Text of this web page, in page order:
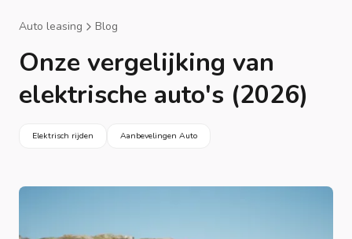
Auto leasing Blog
Onze vergelijking van
elektrische auto's (2026)
Elektrisch rijden Aanbevelingen Auto